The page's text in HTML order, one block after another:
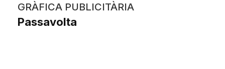
GRÀFICA PUBLICITÀRIA
Passavolta